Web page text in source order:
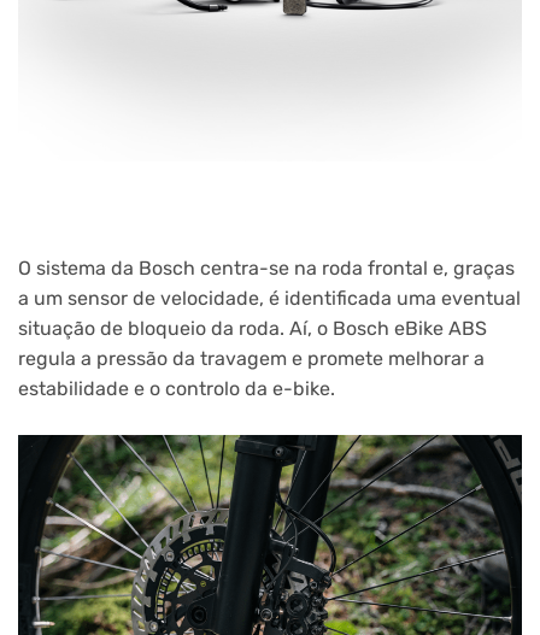
O sistema da Bosch centra-se na roda frontal e, graças
a um sensor de velocidade, é identificada uma eventual
situação de bloqueio da roda. Aí, o Bosch eBike ABS
regula a pressão da travagem e promete melhorar a
estabilidade e o controlo da e-bike.